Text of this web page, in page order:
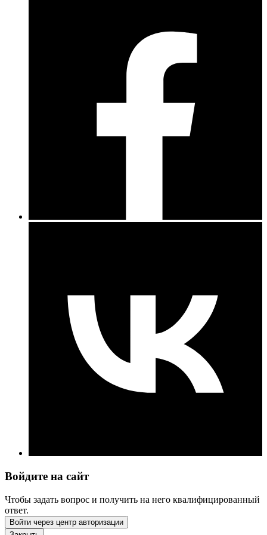
Войдите на сайт
Чтобы задать вопрос и получить на него квалифицированный
ответ.
Войти через центр авторизации